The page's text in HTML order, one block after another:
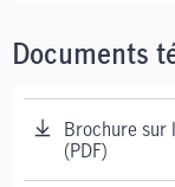
Documents
Brochure sur
(PDF)